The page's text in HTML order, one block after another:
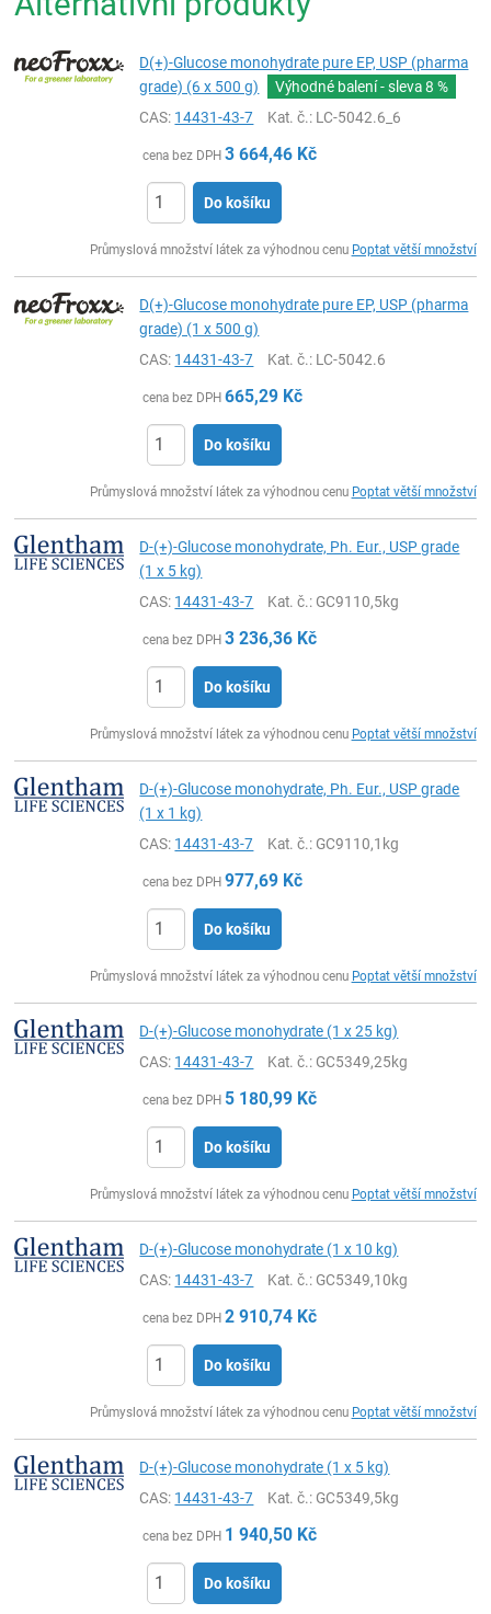
D(+)-Glucose monohydrate pure EP, USP (pharma
grade) (6 x 500 g)
Výhodné balení - sleva8 %
CAS: 14431-43-7 Kat. č.: LC-5042.6_6
cena bez DPH 3 664,46 Kč
Do košíku
Průmyslová množství látek za výhodnou cenu Poptat větší množství
D(+)-Glucose monohydrate pure EP, USP (pharma
grade) (1 x 500 g)
CAS: 14431-43-7 Kat. č.: LC-5042.6
cena bez DPH 665,29 Kč
Do košíku
Průmyslová množství látek za výhodnou cenu Poptat větší množství
D-(+)-Glucose monohydrate, Ph. Eur., USP grade
(1 x 5 kg)
CAS: 14431-43-7 Kat. č.: GC9110,5kg
cena bez DPH 3 236,36 Kč
Do košíku
Průmyslová množství látek za výhodnou cenu Poptat větší množství
D-(+)-Glucose monohydrate, Ph. Eur., USP grade
(1 x 1 kg)
CAS: 14431-43-7 Kat. č.: GC9110,1kg
cena bez DPH 977,69 Kč
Do košíku
Průmyslová množství látek za výhodnou cenu Poptat větší množství
D-(+)-Glucose monohydrate (1 x 25 kg)
CAS: 14431-43-7 Kat. č.: GC5349,25kg
cena bez DPH 5 180,99 Kč
Do košíku
Průmyslová množství látek za výhodnou cenu Poptat větší množství
D-(+)-Glucose monohydrate (1 x 10 kg)
CAS: 14431-43-7 Kat. č.: GC5349,10kg
cena bez DPH 2 910,74 Kč
Do košíku
Průmyslová množství látek za výhodnou cenu Poptat větší množství
D-(+)-Glucose monohydrate (1 x 5 kg)
CAS: 14431-43-7 Kat. č.: GC5349,5kg
cena bez DPH 1 940,50 Kč
Do košíku